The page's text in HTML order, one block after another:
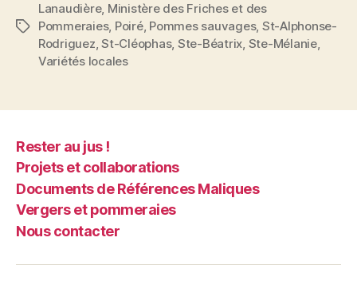
Étiquettes
Lanaudière, Ministère des Friches et des
Pommeraies, Poiré, Pommes sauvages, St-Alphonse-
Rodriguez,St-Cléophas, Ste-Béatrix, Ste-Mélanie,
Variétés locales
Rester au jus !
Projets et collaborations
Documents de Références Maliques
Vergers et pommeraies
Nous contacter